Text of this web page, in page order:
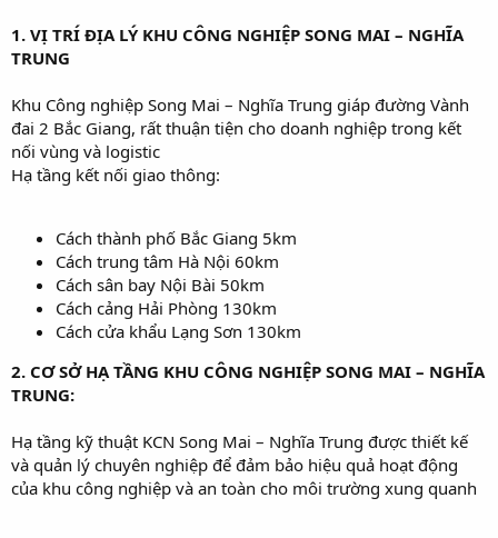
1. VỊ TRÍ ĐỊA LÝ KHU CÔNG NGHIỆP SONG MAI – NGHĨA
TRUNG
Khu Công nghiệp Song Mai – Nghĩa Trung giáp đường Vành
đai 2 Bắc Giang, rất thuận tiện cho doanh nghiệp trong kết
nối vùng và logistic
Hạ tầng kết nối giao thông:
Cách thành phố Bắc Giang 5km
Cách trung tâm Hà Nội 60km
Cách sân bay Nội Bài 50km
Cách cảng Hải Phòng 130km
Cách cửa khẩu Lạng Sơn 130km
2. CƠ SỞ HẠ TẦNG KHU CÔNG NGHIỆP SONG MAI – NGHĨA
TRUNG:
Hạ tầng kỹ thuật KCN Song Mai – Nghĩa Trung được thiết kế
và quản lý chuyên nghiệp để đảm bảo hiệu quả hoạt động
của khu công nghiệp và an toàn cho môi trường xung quanh